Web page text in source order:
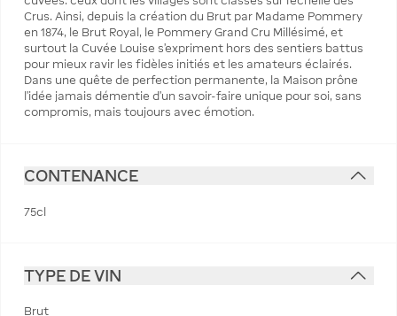
Crus. Ainsi, depuis la création du Brut par Madame Pommery
en 1874, le Brut Royal, le Pommery Grand Cru Millésimé, et
surtout la Cuvée Louise s’expriment hors des sentiers battus
pour mieux ravir les fidèles initiés et les amateurs éclairés.
Dans une quête de perfection permanente, la Maison prône
l’idée jamais démentie d’un savoir-faire unique pour soi, sans
compromis, mais toujours avec émotion.
CONTENANCE
75cl
TYPE DE VIN
Brut